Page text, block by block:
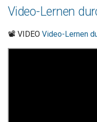
Video-Lernen
📽 VIDEO Video-Lernen